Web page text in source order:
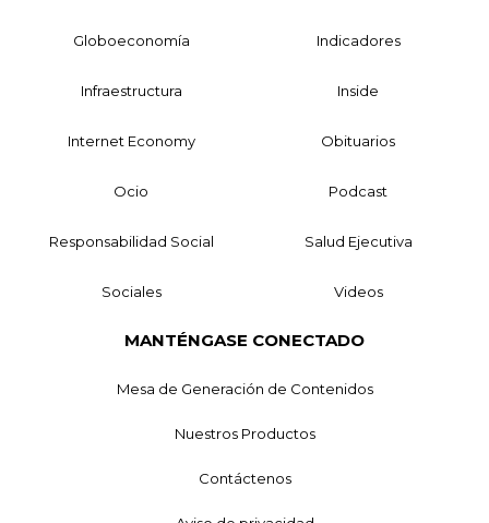
Globoeconomía Indicadores
Infraestructura Inside
Internet Economy Obituarios
Ocio Podcast
Responsabilidad Social Salud Ejecutiva
Sociales Videos
MANTÉNGASE CONECTADO
Mesa de Generación de Contenidos
Nuestros Productos
Contáctenos